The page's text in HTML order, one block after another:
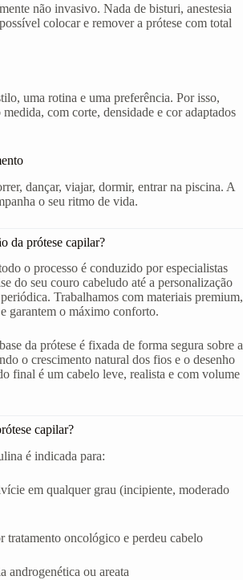
não invasivo. Nada de bisturi, anestesia
colocar e remover a prótese com total
uma rotina e uma preferência. Por isso,
medida, com corte, densidade e cor adaptados
dançar, viajar, dormir, entrar na piscina. A
o seu ritmo de vida.
da prótese capilar?
o processo é conduzido por especialistas
do seu couro cabeludo até a personalização
Trabalhamos com materiais premium,
garantem o máximo conforto.
da prótese é fixada de forma segura sobre a
o crescimento natural dos fios e o desenho
final é um cabelo leve, realista e com volume
capilar?
é indicada para:
em qualquer grau (incipiente, moderado
tratamento oncológico e perdeu cabelo
androgenética ou areata